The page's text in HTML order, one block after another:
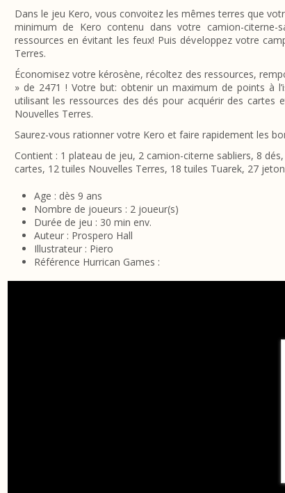
Dans le jeu Kero, vous convoitez les mêmes terres que
minimum de Kero contenu dans votre camion-
ressources en évitant les feux! Puis développez votre
Terres.
Économisez votre kérosène, récoltez des ressources,
» de 2471 ! Votre but: obtenir un maximum de points à
utilisant les ressources des dés pour acquérir des cartes
Nouvelles Terres.
Saurez-vous rationner votre Kero et faire rapidement les
Contient : 1 plateau de jeu, 2 camion-citerne sabliers, 8
cartes, 12 tuiles Nouvelles Terres, 18 tuiles Tuarek, 27
Age : dès 9 ans
Nombre de joueurs : 2 joueur(s)
Durée de jeu : 30 min env.
Auteur : Prospero Hall
Illustrateur : Piero
Référence Hurrican Games :